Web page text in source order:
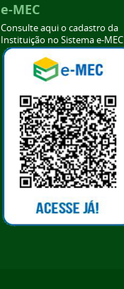
e-MEC
Consulte aqui o cadastro da
Instituição no Sistema e-MEC